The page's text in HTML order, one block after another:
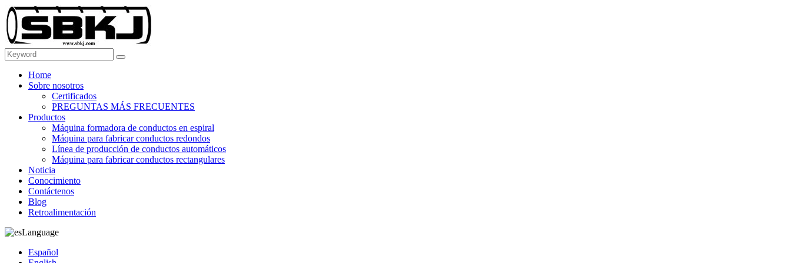
Home
Sobre nosotros
Certificados
PREGUNTAS MÁS FRECUENTES
Productos
Máquina formadora de conductos en espiral
Máquina para fabricar conductos redondos
Línea de producción de conductos automáticos
Máquina para fabricar conductos rectangulares
Noticia
Conocimiento
Contáctenos
Blog
Retroalimentación
Language
Español